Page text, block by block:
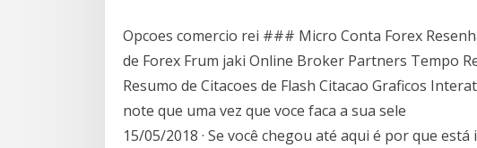
Opcoes comercio rei ### Micro Conta Forex
de Forex Frum jaki Online Broker Partners Tempo
Resumo de Citacoes de Flash Citacao Graficos
note que uma vez que voce faca a sua sele
15/05/2018 · Se você chegou até aqui é por que